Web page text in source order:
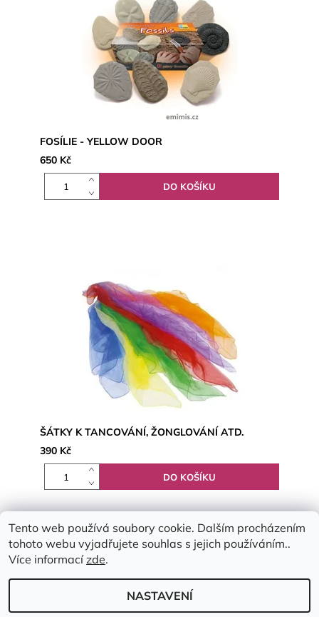
FOSÍLIE - YELLOW DOOR
650 Kč
ŠÁTKY K TANCOVÁNÍ, ŽONGLOVÁNÍ ATD.
390 Kč
2026 © Emimis.cz, všechna práva vyhrazena
Tento web používá soubory cookie. Dalším procházením
tohoto webu vyjadřujete souhlas s jejich používáním..
Více informacízde.
NASTAVENÍ